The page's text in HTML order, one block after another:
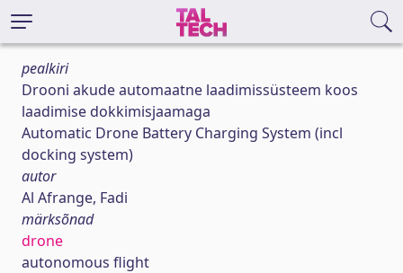
pealkiri
Drooni akude automaatne laadimissüsteem koos
laadimise dokkimisjaamaga
Automatic Drone Battery Charging System (incl
docking system)
autor
Al Afrange, Fadi
märksõnad
drone
autonomous flight